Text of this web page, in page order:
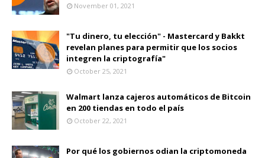
November 01, 2021
"Tu dinero, tu elección" - Mastercard y Bakkt
revelan planes para permitir que los socios
integren la criptografía"
October 25, 2021
Walmart lanza cajeros automáticos de Bitcoin
en 200 tiendas en todo el país
October 22, 2021
Por qué los gobiernos odian la criptomoneda